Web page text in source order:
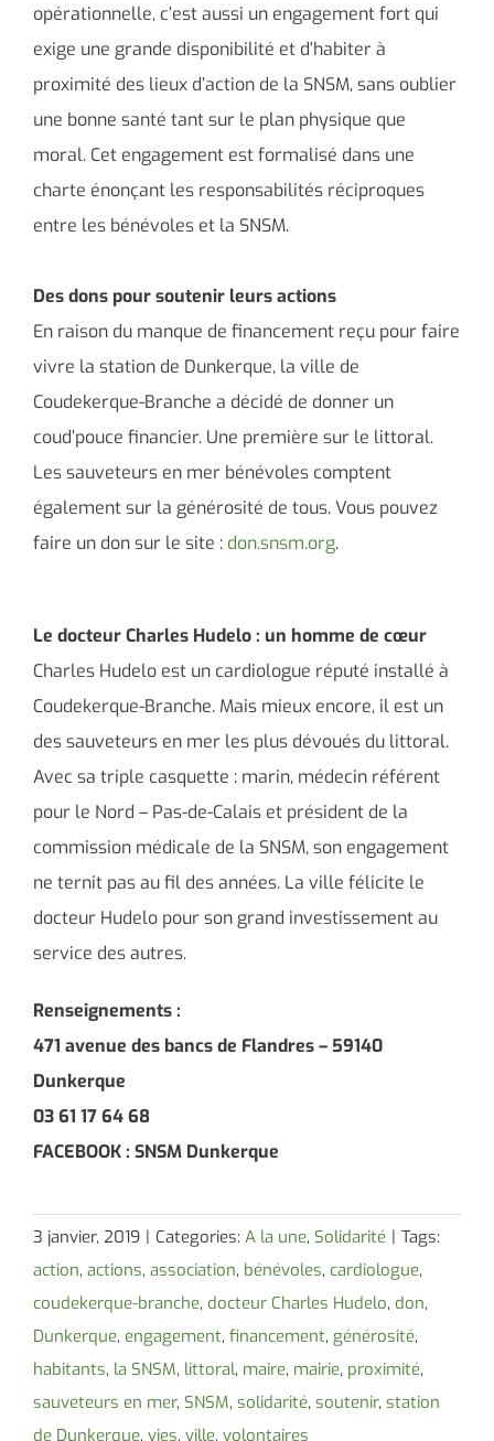
opérationnelle, c’est aussi un engagement fort qui
exige une grande disponibilité et d’habiter à
proximité des lieux d’action de la SNSM, sans oublier
une bonne santé tant sur le plan physique que
moral. Cet engagement est formalisé dans une
charte énonçant les responsabilités réciproques
entre les bénévoles et la SNSM.
Des dons pour soutenir leurs actions
En raison du manque de financement reçu pour faire
vivre la station de Dunkerque, la ville de
Coudekerque-Branche a décidé de donner un
coud’pouce financier. Une première sur le littoral.
Les sauveteurs en mer bénévoles comptent
également sur la générosité de tous. Vous pouvez
faire un don sur le site : don.snsm.org.
Le docteur Charles Hudelo : un homme de cœur
Charles Hudelo est un cardiologue réputé installé à
Coudekerque-Branche. Mais mieux encore, il est un
des sauveteurs en mer les plus dévoués du littoral.
Avec sa triple casquette : marin, médecin référent
pour le Nord – Pas-de-Calais et président de la
commission médicale de la SNSM, son engagement
ne ternit pas au fil des années. La ville félicite le
docteur Hudelo pour son grand investissement au
service des autres.
Renseignements :
471 avenue des bancs de Flandres – 59140
Dunkerque
03 61 17 64 68
FACEBOOK : SNSM Dunkerque
3 janvier, 2019 | Categories: A la une, Solidarité | Tags:
action, actions, association, bénévoles, cardiologue,
coudekerque-branche, docteur Charles Hudelo, don,
Dunkerque, engagement, financement, générosité,
habitants, la SNSM, littoral, maire, mairie, proximité,
sauveteurs en mer, SNSM, solidarité, soutenir, station
de Dunkerque, vies, ville, volontaires